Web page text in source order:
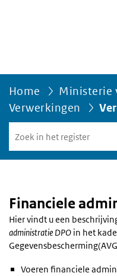
Home
Ministerie
Verwerkingen
in
het
Financiele
Hier vindt u een
administratie DPO in het
Voeren financiele